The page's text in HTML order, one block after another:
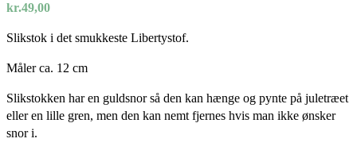
kr.49,00
Slikstok i det smukkeste Libertystof.
Måler ca. 12 cm
Slikstokken har en guldsnor så den kan hænge og pynte på juletræet
eller en lille gren, men den kan nemt fjernes hvis man ikke ønsker
snor i.